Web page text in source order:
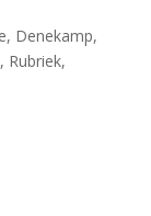
, Denekamp,
, Rubriek,